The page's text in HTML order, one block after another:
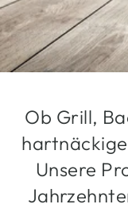
Ob Grill,
Unsere